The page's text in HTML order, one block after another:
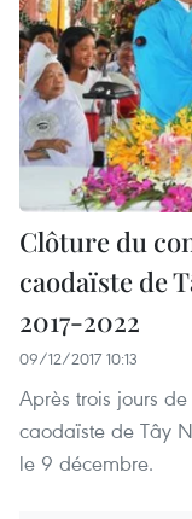
Clôture du
caodaïste de
2017-2022
09/12/2017 10:13
Après trois jours
caodaïste de Tây
le 9 décembre.